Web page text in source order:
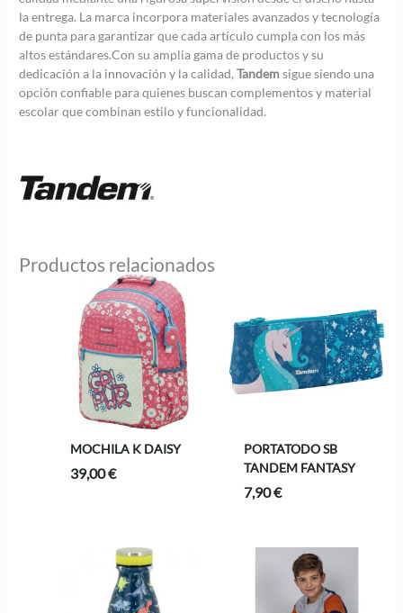
la entrega. La marca incorpora materiales avanzados y tecnología
de punta para garantizar que cada artículo cumpla con los más
altos estándares.Con su amplia gama de productos y su
dedicación a la innovación y la calidad,Tandemsigue siendo una
opción confiable para quienes buscan complementos y material
escolar que combinan estilo y funcionalidad.
Productos relacionados
MOCHILA K DAISY
39,00€
PORTATODO SB
TANDEM FANTASY
7,90€